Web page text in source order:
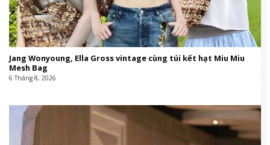
Jang Wonyoung, Ella Gross vintage cùng túi kết hạt Miu Miu
Mesh Bag
6 Tháng 8, 2026